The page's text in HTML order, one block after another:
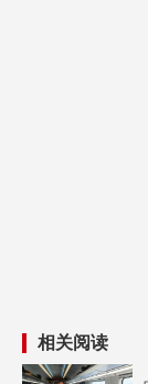
相关阅读